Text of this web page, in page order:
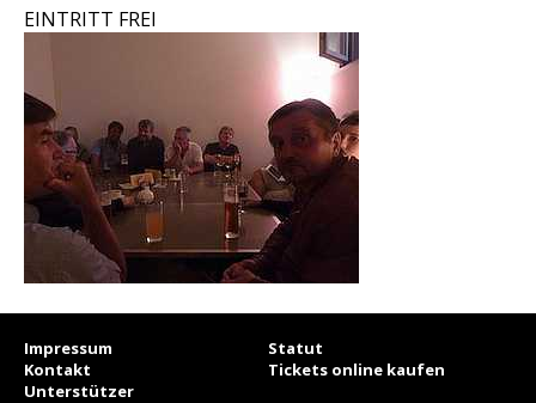
EINTRITT FREI
Impressum
Statut
Kontakt
Tickets online kaufen
Unterstützer